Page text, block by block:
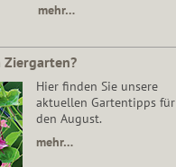
mehr…
Ziergarten?
Hier finden Sie unsere
aktuellen Gartentipps für
den August.
mehr…